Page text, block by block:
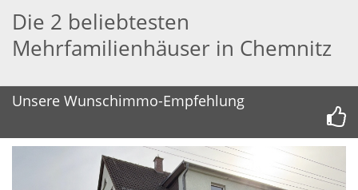
Die 2 beliebtesten
Mehrfamilienhäuser in Chemnitz
Unsere Wunschimmo-Empfehlung